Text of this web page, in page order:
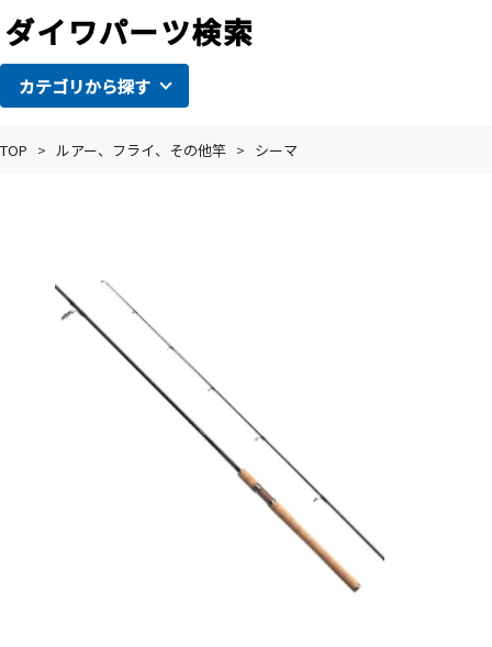
カテゴリから探す
TOP > ルアー、フライ、その他竿 > シーマ